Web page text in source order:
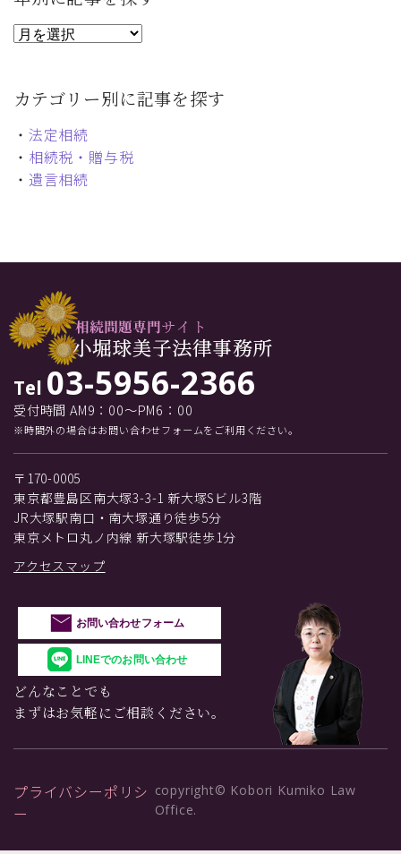
カテゴリー別に記事を探す
・ 法定相続
・ 相続税・贈与税
・ 遺言相続
Tel 03-5956-2366
受付時間 AM9：00～PM6：00
※時間外の場合はお問い合わせフォームをご利用ください。
〒170-0005
東京都豊島区南大塚3-3-1 新大塚Sビル3階
JR大塚駅南口・南大塚通り徒歩5分
東京メトロ丸ノ内線 新大塚駅徒歩1分
アクセスマップ
お問い合わせフォーム
LINEでのお問い合わせ
どんなことでも
まずはお気軽にご相談ください。
プライバシーポリシ
ー
copyright© Kobori Kumiko Law
Office.